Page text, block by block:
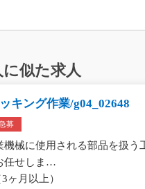
似た求人
キング作業/g04_02648
募
機械に使用される部品を扱う
任せしま…
ヶ月以上）